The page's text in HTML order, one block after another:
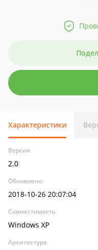
Характеристики
Версия
2.0
Обновлено
2018-10-26 20:07:04
Совместимость
Windows XP
Архитектура